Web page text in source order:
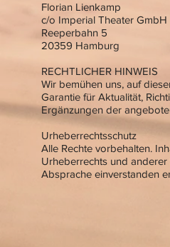
Florian Lienkamp
c/o Imperial Theater GmbH
Reeperbahn 5
20359 Hamburg
RECHTLICHER HINWEIS
Wir bemühen uns, auf
Garantie für Aktualität,
Ergänzungen der
Urheberrechtsschutz
Alle Rechte vorbehalten.
Urheberrechts und
Absprache einverstanden